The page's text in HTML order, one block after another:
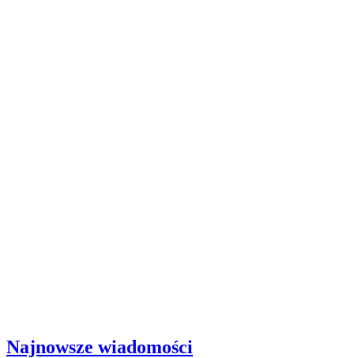
Najnowsze wiadomości